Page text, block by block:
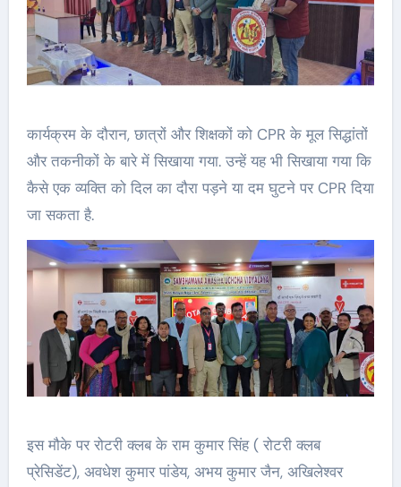
कार्यक्रम के दौरान, छात्रों और शिक्षकों को CPR के मूल सिद्धांतों
और तकनीकों के बारे में सिखाया गया. उन्हें यह भी सिखाया गया कि
कैसे एक व्यक्ति को दिल का दौरा पड़ने या दम घुटने पर CPR दिया
जा सकता है.
इस मौके पर रोटरी क्लब के राम कुमार सिंह ( रोटरी क्लब
प्रेसिडेंट), अवधेश कुमार पांडेय, अभय कुमार जैन, अखिलेश्वर